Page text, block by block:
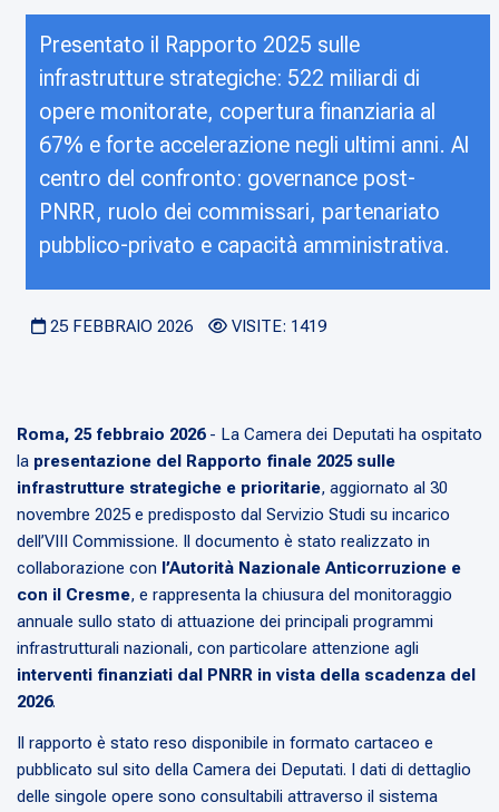
Presentato il Rapporto 2025 sulle
infrastrutture strategiche: 522 miliardi di
opere monitorate, copertura finanziaria al
67% e forte accelerazione negli ultimi anni. Al
centro del confronto: governance post-
PNRR, ruolo dei commissari, partenariato
pubblico-privato e capacità amministrativa.
25 FEBBRAIO 2026 VISITE: 1419
Roma, 25 febbraio 2026- La Camera dei Deputati ha ospitato
la presentazione del Rapporto finale 2025 sulle
infrastrutture strategiche e prioritarie, aggiornato al 30
novembre 2025 e predisposto dal Servizio Studi su incarico
dell’VIII Commissione. Il documento è stato realizzato in
collaborazione con l’Autorità Nazionale Anticorruzione e
con il Cresme, e rappresenta la chiusura del monitoraggio
annuale sullo stato di attuazione dei principali programmi
infrastrutturali nazionali, con particolare attenzione agli
interventi finanziati dal PNRR in vista della scadenza del
2026.
Il rapporto è stato reso disponibile in formato cartaceo e
pubblicato sul sito della Camera dei Deputati. I dati di dettaglio
delle singole opere sono consultabili attraverso il sistema